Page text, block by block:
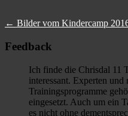
← Bilder vom Kindercamp
Feedback
Ich finde die Chrisdal 11
interessant. Experten und
Trainingsprogramme
eingesetzt. Auch um ein
es nicht ohne